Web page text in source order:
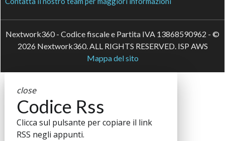
Nextwork360 - Codice fiscale e Partita IVA 13868590962 - ©
2026 Nextwork360. ALL RIGHTS RESERVED. ISP AWS
Mappa del sito
close
Codice Rss
Clicca sul pulsante per copiare il link
RSS negli appunti.